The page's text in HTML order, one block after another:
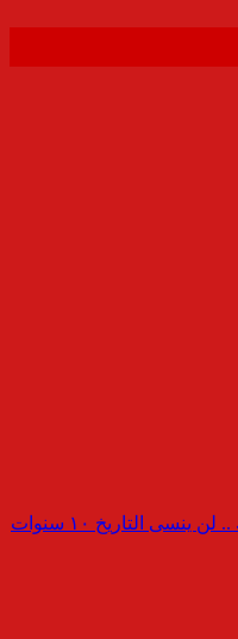
كلمة حق : د.شاكر أديت ماعليك .. لن ينسى التاريخ ١٠ سنوات